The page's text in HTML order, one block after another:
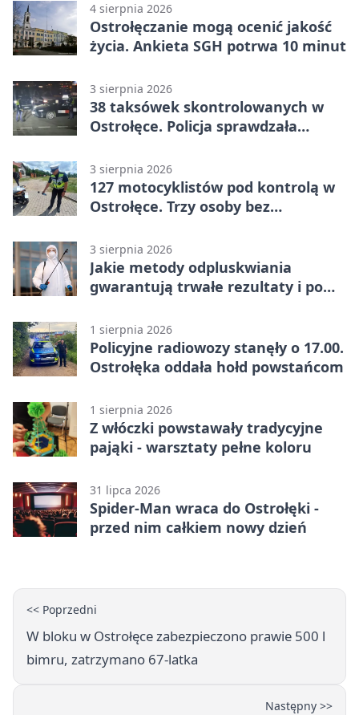
4 sierpnia 2026
Ostrołęczanie mogą ocenić jakość
życia. Ankieta SGH potrwa 10 minut
3 sierpnia 2026
38 taksówek skontrolowanych w
Ostrołęce. Policja sprawdzała
3 sierpnia 2026
127 motocyklistów pod kontrolą w
Ostrołęce. Trzy osoby bez
3 sierpnia 2026
Jakie metody odpluskwiania
gwarantują trwałe rezultaty i po
wykonawcę?
1 sierpnia 2026
Policyjne radiowozy stanęły o 17.00.
Ostrołęka oddała hołd powstańcom
1 sierpnia 2026
Z włóczki powstawały tradycyjne
pająki - warsztaty pełne koloru
31 lipca 2026
Spider-Man wraca do Ostrołęki -
przed nim całkiem nowy dzień
<< Poprzedni
W bloku w Ostrołęce zabezpieczono prawie 500 l
bimru, zatrzymano 67-latka
Następny >>